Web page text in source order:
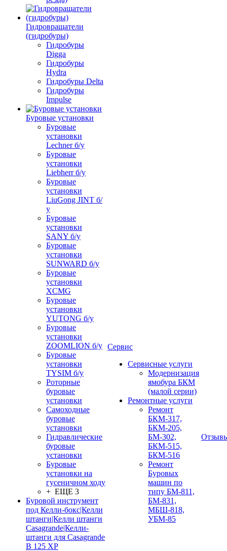
Гидровращатели
(гидробуры)
Гидробуры
Digga
Гидробуры
Hydra
Гидробуры Delta
Гидробуры
Impulse
Буровые установки
Буровые
установки
Lechner б/у
Буровые
установки
Liebherr б/у
Буровые
установки
LiuGong JINT б/
у
Буровые
установки
SANY б/у
Буровые
установки
SUNWARD б/у
Буровые
установки
XCMG
Буровые
установки
YUTONG б/у
Буровые
установки
ZOOMLION б/у
Буровые
установки
TYSIM б/у
Роторные
буровые
установки
Самоходные
буровые
установки
Гидравлические
буровые
установки
Буровые
установки на
гусеничном ходу
+ ЕЩЕ 3
Буровой инструмент
под Келли-бокс|Келли
штанги|Келли штанги
Casagrande|Келли-
штанги для Casagrande
B 125 XP
Сервис
Сервисные услуги
Модернизация
ямобура БКМ
(малой серии)
Ремонтные услуги
Ремонт
БКМ-317,
БКМ-205,
БМ-302,
БКМ-515,
БКМ-516
Ремонт
Буровых
машин по
типу БМ-811,
БМ-831,
МБШ-818,
УБМ-85